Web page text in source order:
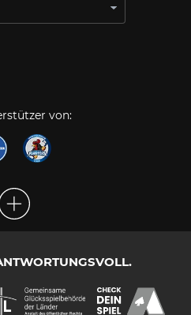
von: